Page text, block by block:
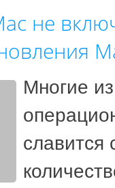
не
Многие
славится